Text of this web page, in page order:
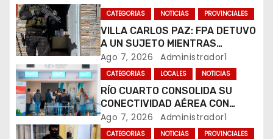
d
e
e
n
t
CATEGORIAS NOTICIAS PROVINCIALES
VILLA CARLOS PAZ: FPA DETUVO
A UN SUJETO MIENTRAS
COMERCIALIZABA COCAÍNA Y
MARIHUANA EN UNA PLAZA
Ago 7, 2026 Administrador1
CATEGORIAS LOCALES NOTICIAS
RÍO CUARTO CONSOLIDA SU
CONECTIVIDAD AÉREA CON
CUATRO VUELOS SEMANALES A
BUENOS AIRES
Ago 7, 2026 Administrador1
CATEGORIAS NOTICIAS PROVINCIALES